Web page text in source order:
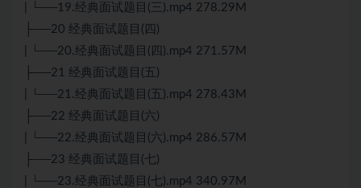
| └──19.经典面试题目(三).mp4 278.29M
├──20 经典面试题目(四)
| └──20.经典面试题目(四).mp4 271.57M
├──21 经典面试题目(五)
| └──21.经典面试题目(五).mp4 278.43M
├──22 经典面试题目(六)
| └──22.经典面试题目(六).mp4 286.57M
├──23 经典面试题目(七)
| └──23.经典面试题目(七).mp4 340.97M